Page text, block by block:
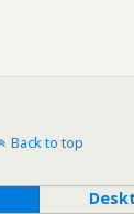
Back to top